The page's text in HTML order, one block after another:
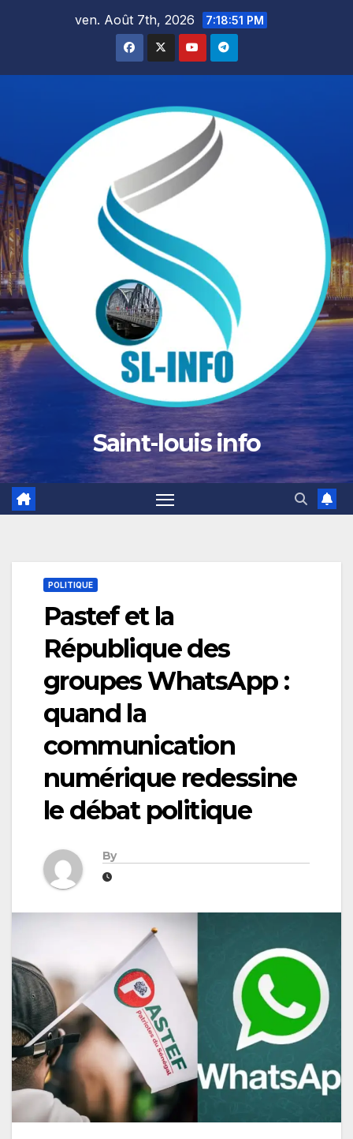
ven. Août 7th, 2026 7:18:52 PM
Saint-louis info
POLITIQUE
Pastef et la
République des
groupes WhatsApp :
quand la
communication
numérique redessine
le débat politique
By